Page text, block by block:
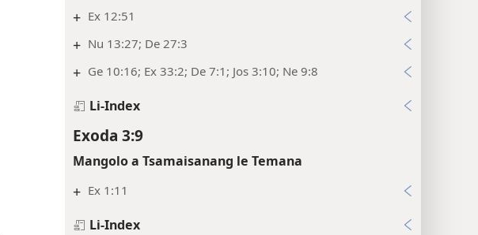
+ Ex 12:51
+ Nu 13:27; De 27:3
+ Ge 10:16; Ex 33:2; De 7:1; Jos 3:10; Ne 9:8
Li-Index
Exoda 3:9
Mangolo a Tsamaisanang le Temana
+ Ex 1:11
Li-Index